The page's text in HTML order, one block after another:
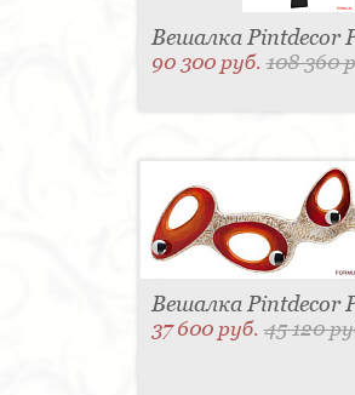
Вешалка Pintdecor
90 300 руб.108 360
Вешалка Pintdecor
37 600 руб.45 120